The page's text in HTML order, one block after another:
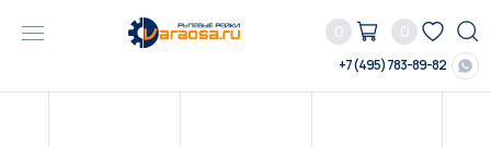
0 0
+7 (495) 783-89-82